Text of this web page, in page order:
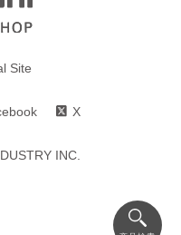
Site
X
INC.